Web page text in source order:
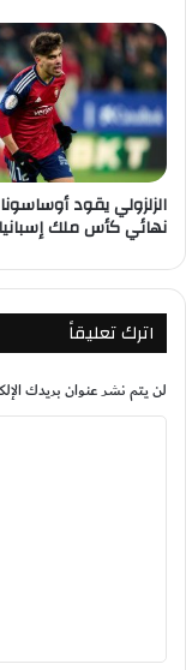
الزلزولي يقود
نهائي كأس ملك إسبانيا
اترك تعليقاً
لن يتم نشر عنوان بريدك